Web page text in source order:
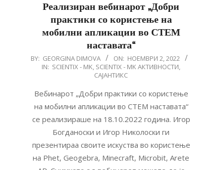
Реализиран вебинарот „Добри
практики со користење на
мобилни апликации во СТЕМ
наставата“
2022-
BY: GEORGINA DIMOVA ON: НОЕМВРИ 2, 2022
IN: SCIENTIX - MK, SCIENTIX - MK АКТИВНОСТИ,
САЈАНТИКС
Вебинарот „Добри практики со користење
на мобилни апликации во СТЕМ наставата“
се реализираше на 18.10.2022 година. Игор
Богданоски и Игор Николоски ги
презентираа своите искуства во користење
на Phet, Geogebra, Minecraft, Microbit, Arete